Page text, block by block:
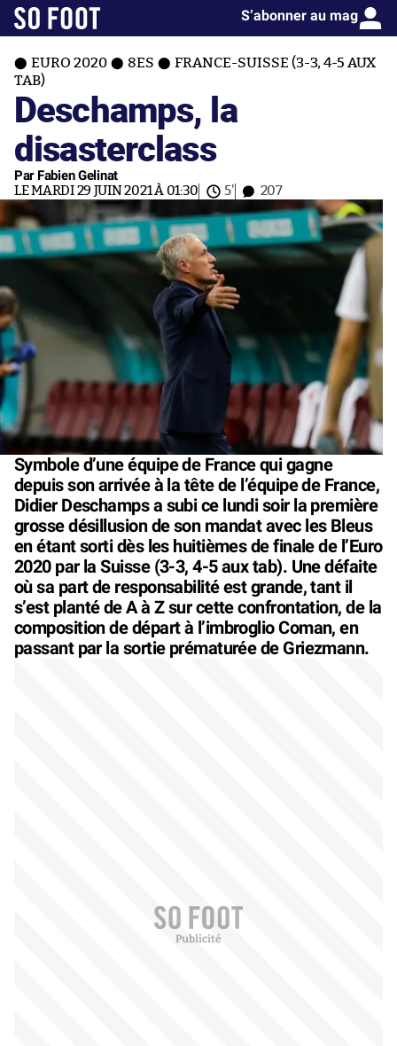
S’abonner au mag
EURO 2020 8ES
FRANCE-SUISSE (3-3, 4-5 AUX
TAB)
Deschamps, la
disasterclass
Par Fabien Gelinat
LE MARDI 29 JUIN 2021 À 01:30 5' 207
Symbole d’une équipe de France qui gagne
depuis son arrivée à la tête de l’équipe de France,
Didier Deschamps a subi ce lundi soir la première
grosse désillusion de son mandat avec les Bleus
en étant sorti dès les huitièmes de finale de l’Euro
2020 par la Suisse (3-3, 4-5 aux tab). Une défaite
où sa part de responsabilité est grande, tant il
s’est planté de A à Z sur cette confrontation, de la
composition de départ à l’imbroglio Coman, en
passant par la sortie prématurée de Griezmann.